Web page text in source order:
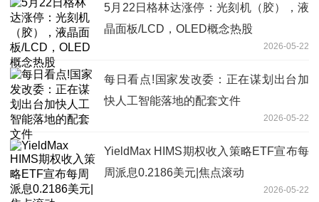
5月22日格林达涨停：光刻机（胶），液
晶面板/LCD，OLED概念热股
2026-05-22
每日看点!国家发改委：正在谋划出台加
快人工智能落地的配套文件
2026-05-22
YieldMax HIMS期权收入策略ETF宣布每
周派息0.2186美元|焦点滚动
2026-05-22